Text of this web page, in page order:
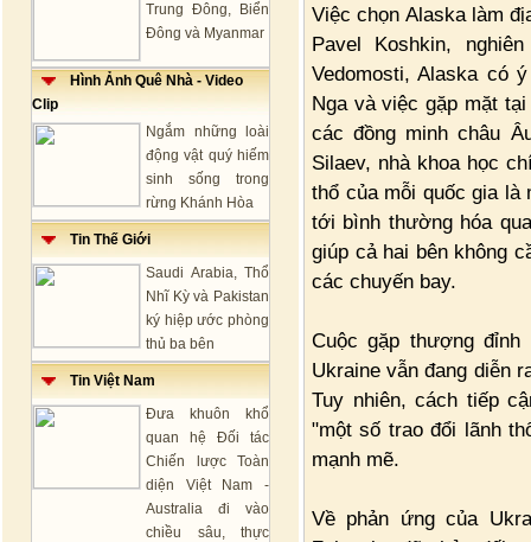
Trung Đông, Biển
Đông và Myanmar
Hình Ảnh Quê Nhà - Video
Clip
Ngắm những loài
động vật quý hiếm
sinh sống trong
rừng Khánh Hòa
Tin Thế Giới
Saudi Arabia, Thổ
Nhĩ Kỳ và Pakistan
ký hiệp ước phòng
thủ ba bên
Tin Việt Nam
Đưa khuôn khổ
quan hệ Đối tác
Chiến lược Toàn
diện Việt Nam -
Australia đi vào
chiều sâu, thực
Việc chọn Alaska làm
Pavel Koshkin,
Vedomosti, Alaska có
Nga và việc gặp mặt
các đồng minh châu
Silaev, nhà khoa học
thổ của mỗi quốc gia là
tới bình thường hóa
giúp cả hai bên không
các chuyến bay.
Cuộc gặp thượng
Ukraine vẫn đang diễn
Tuy nhiên, cách tiếp
"một số trao đổi lãnh
mạnh mẽ.
Về phản ứng của